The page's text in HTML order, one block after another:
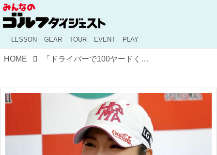
LESSON GEAR TOUR EVENT PLAY
HOME 「ドライバーで100ヤードくらい飛ぶようになりました」イ・ボミと母の“意外な夢”